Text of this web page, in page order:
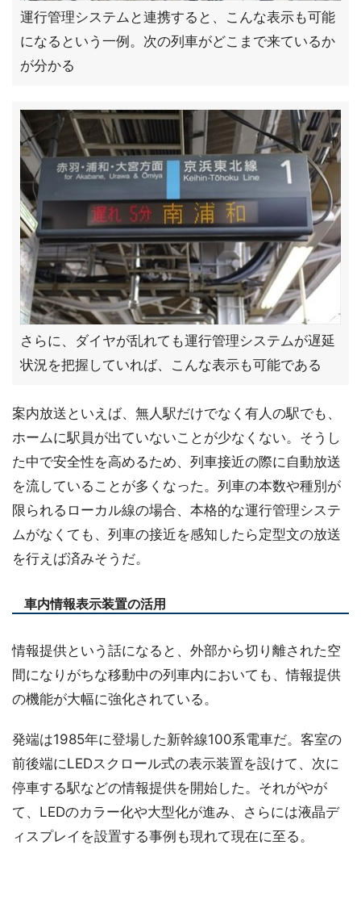
運行管理システムと連携すると、こんな表示も可能
になるという一例。次の列車がどこまで来ているか
が分かる
さらに、ダイヤが乱れても運行管理システムが遅延
状況を把握していれば、こんな表示も可能である
案内放送といえば、無人駅だけでなく有人の駅でも、
ホームに駅員が出ていないことが少なくない。そうし
た中で安全性を高めるため、列車接近の際に自動放送
を流していることが多くなった。列車の本数や種別が
限られるローカル線の場合、本格的な運行管理システ
ムがなくても、列車の接近を感知したら定型文の放送
を行えば済みそうだ。
車内情報表示装置の活用
情報提供という話になると、外部から切り離された空
間になりがちな移動中の列車内においても、情報提供
の機能が大幅に強化されている。
発端は1985年に登場した新幹線100系電車だ。客室の
前後端にLEDスクロール式の表示装置を設けて、次に
停車する駅などの情報提供を開始した。それがやが
て、LEDのカラー化や大型化が進み、さらには液晶デ
ィスプレイを設置する事例も現れて現在に至る。